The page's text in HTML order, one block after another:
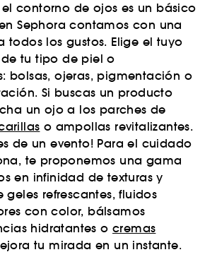
contorno de ojos es un básico
Sephora contamos con una
todos los gustos. Elige el tuyo
tu tipo de piel o
bolsas, ojeras, pigmentación o
Si buscas un producto
un ojo a los parches de
o ampollas revitalizantes.
de un evento! Para el cuidado
te proponemos una gama
en infinidad de texturas y
geles refrescantes, fluidos
con color, bálsamos
hidratantes o cremas
tu mirada en un instante.